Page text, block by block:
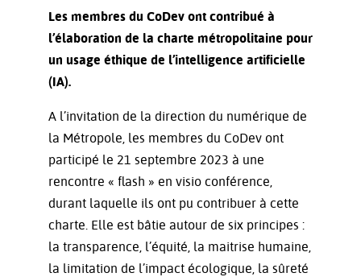
Les membres du CoDev ont contribué à
l’élaboration de la charte métropolitaine pour
un usage éthique de l’intelligence artificielle
(IA).
A l’invitation de la direction du numérique de
la Métropole, les membres du CoDev ont
participé le 21 septembre 2023 à une
rencontre « flash » en visio conférence,
durant laquelle ils ont pu contribuer à cette
charte. Elle est bâtie autour de six principes :
la transparence, l’équité, la maitrise humaine,
la limitation de l’impact écologique, la sûreté